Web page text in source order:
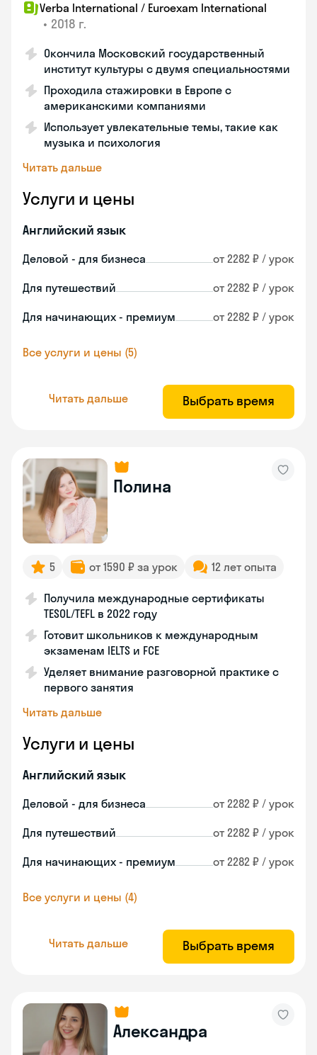
Verba International / Euroexam International
• 2018 г.
Окончила Московский государственный
институт культуры с двумя специальностями
Проходила стажировки в Европе с
американскими компаниями
Использует увлекательные темы, такие как
музыка и психология
Читать дальше
Услуги и цены
Английский язык
Деловой - для бизнеса от 2282 ₽ / урок
Для путешествий от 2282 ₽ / урок
Для начинающих - премиум от 2282 ₽ / урок
Все услуги и цены (5)
Читать дальше Выбрать время
Полина
5 от 1590 ₽ за урок 12 лет опыта
Получила международные сертификаты
TESOL/TEFL в 2022 году
Готовит школьников к международным
экзаменам IELTS и FCE
Уделяет внимание разговорной практике с
первого занятия
Читать дальше
Услуги и цены
Английский язык
Деловой - для бизнеса от 2282 ₽ / урок
Для путешествий от 2282 ₽ / урок
Для начинающих - премиум от 2282 ₽ / урок
Все услуги и цены (4)
Читать дальше Выбрать время
Александра